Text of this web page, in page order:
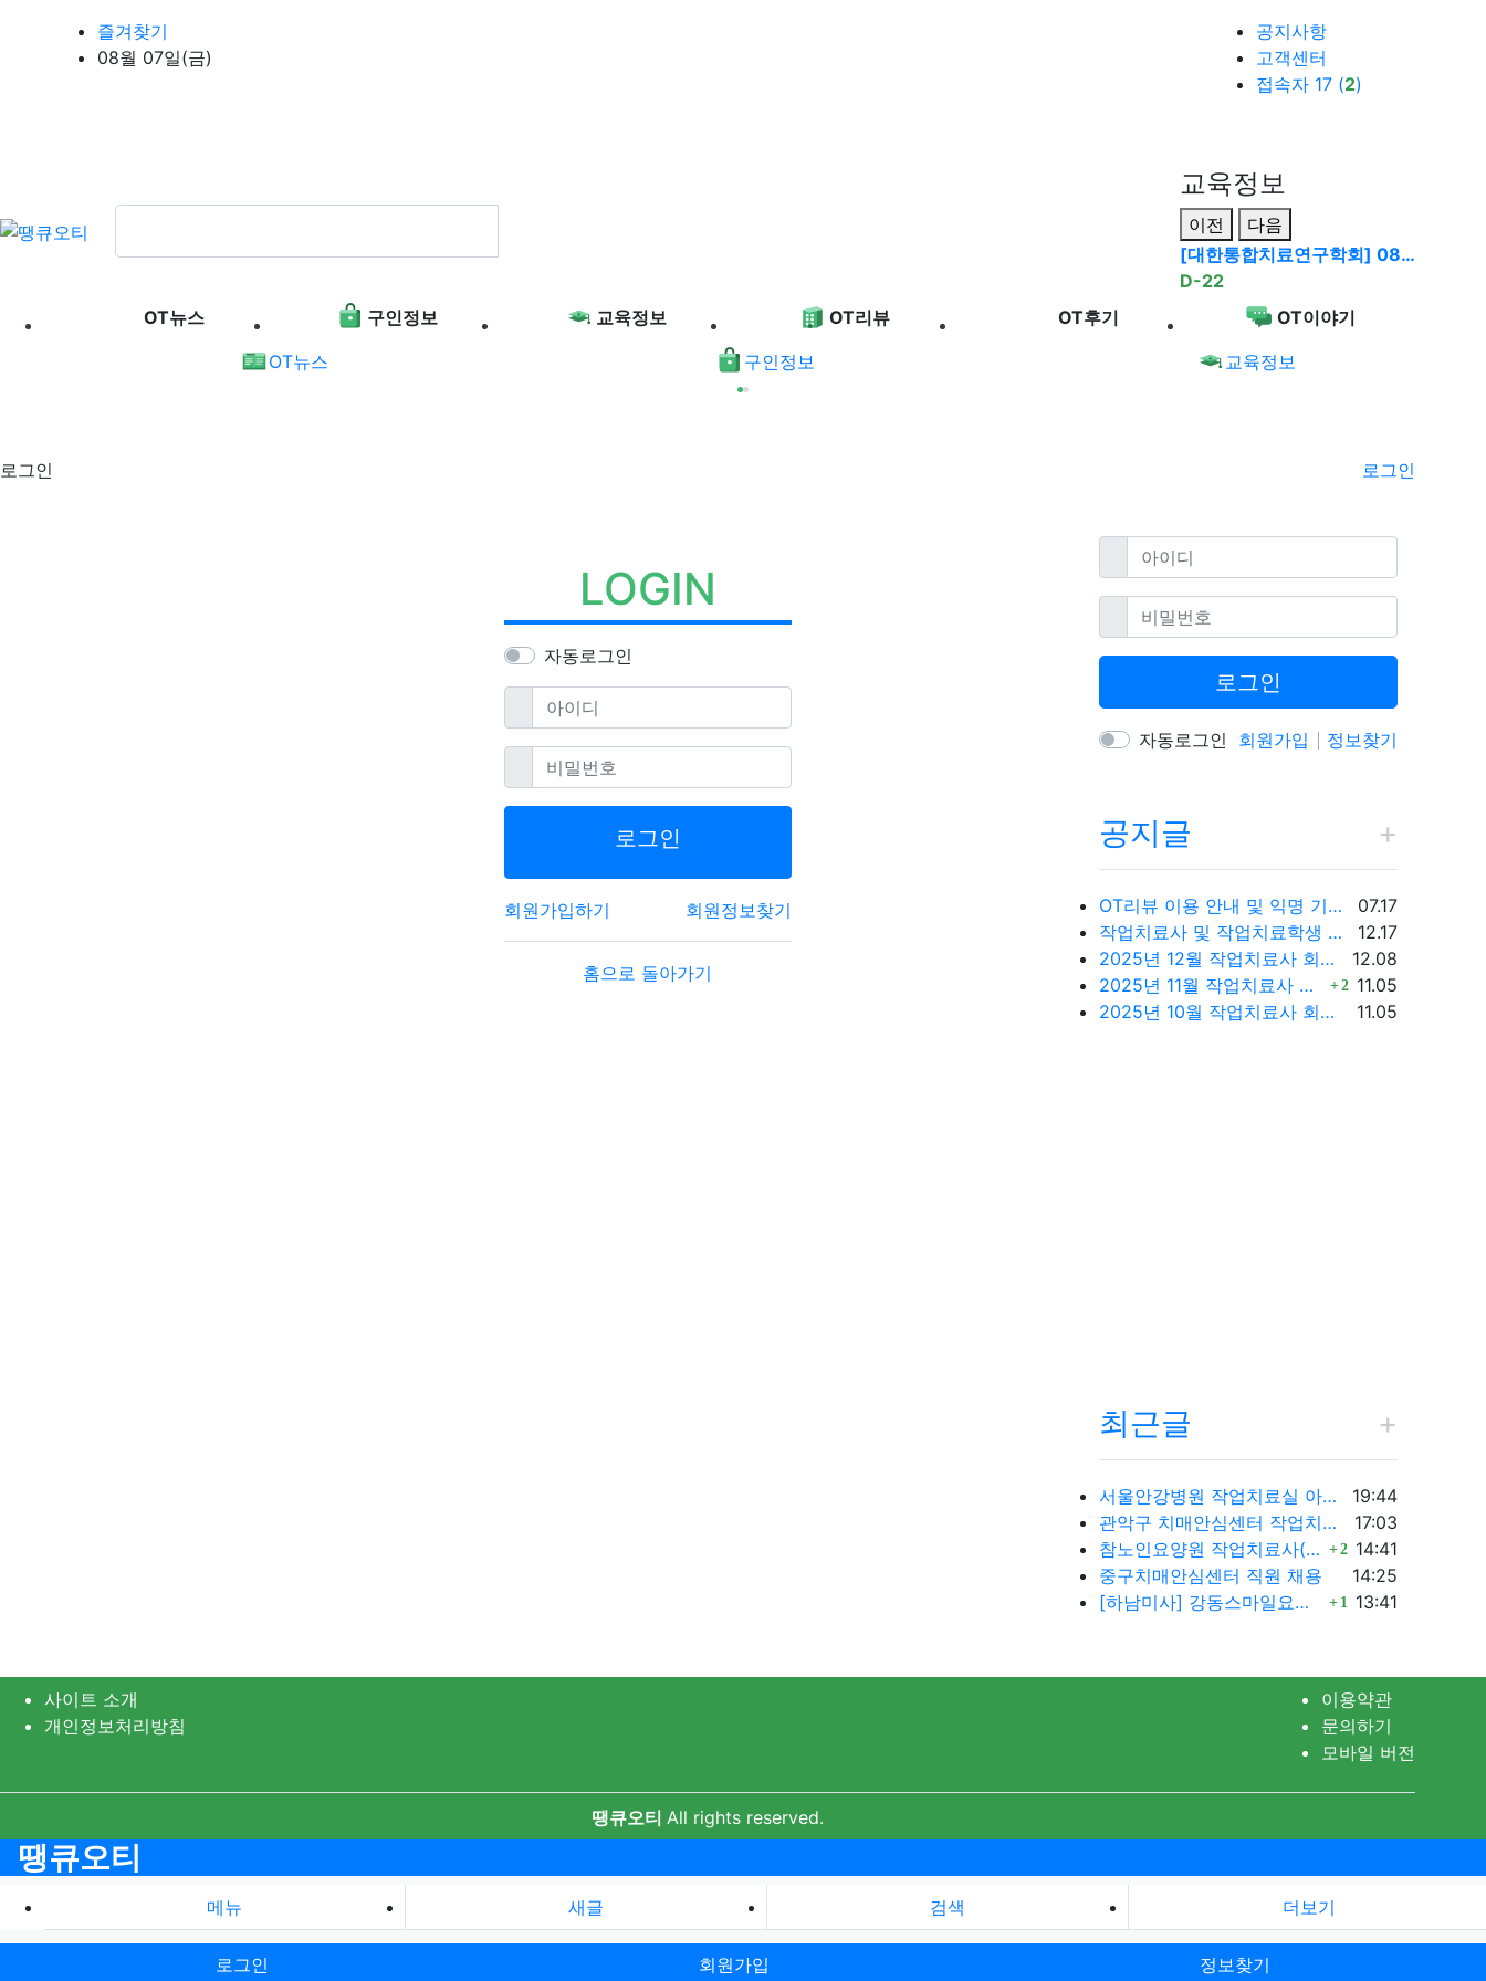
상단 네비즐겨찾기
08월 07일(금)
공지사항
고객센터
접속자 17 (2)
교육정보
이전
다음
[대한통합치료연구학회] 08…
D-22
메인 메뉴 OT뉴스 구인정보 교육정보 OT리뷰 OT후기
OT이야기
OT뉴스
구인정보 교육정보
로그인 로그인
LOGIN
자동로그인
아이디필수
비밀번호필수
로그인
회원가입하기 회원정보찾기
홈으로 돌아가기
아이디필수
비밀번호필수
로그인
자동로그인 회원가입 정보찾기
공지글
등록일
07.17
OT리뷰 이용 안내 및 익명 기능 업데이트 예정
등록일
12.17
작업치료사 및 작업치료학생 권한 안내
등록일
12.08
2025년 12월 작업치료사 회원 현황 및 취업 현황
등록일
11.05
2025년 11월 작업치료사 회원 현황 및 취업 현황 댓글
2
등록일
11.05
2025년 10월 작업치료사 회원 현황 및 취업 현황
최근글
등록일
19:44
서울안강병원 작업치료실 아르바이트 모집 공고 (장기근무 우대)
등록일
17:03
관악구 치매안심센터 작업치료사 채용
등록일
14:41
참노인요양원 작업치료사(계약직) 구인합니다. 댓글
2
등록일
14:25
중구치매안심센터 직원 채용
등록일
13:41
[하남미사] 강동스마일요양병원 경력직 작업치료사 구인 댓글
1
사이트 소개
개인정보처리방침
이용약관
문의하기
모바일 버전
땡큐오티 All rights reserved.
땡큐오티
메뉴 새글 검색 더보기
로그인 회원가입 정보찾기